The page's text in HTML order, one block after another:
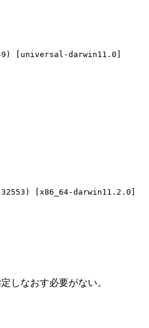
[universal-darwin11.0]
しなおす必要がない。